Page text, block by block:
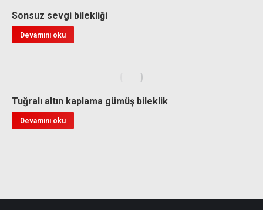
Sonsuz sevgi bilekliği
Devamını oku
Tuğralı altın kaplama gümüş bileklik
Devamını oku